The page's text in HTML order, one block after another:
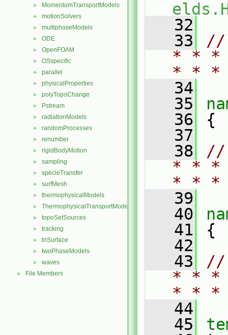
► MomentumTransportModels
► motionSolvers
► multiphaseModels
► ODE
► OpenFOAM
► OSspecific
► parallel
► physicalProperties
► polyTopoChange
► Pstream
► radiationModels
► randomProcesses
► renumber
► rigidBodyMotion
► sampling
► specieTransfer
► surfMesh
► thermophysicalModels
► ThermophysicalTransportModels
► topoSetSources
► tracking
► triSurface
► twoPhaseModels
► waves
► File Members
   32
   33
//
* * *
* *
   34
   35
   36
{
   37
   38
//
* * *
* *
   39
   40
   41
{
   42
   43
//
* * *
* *
   44
   45